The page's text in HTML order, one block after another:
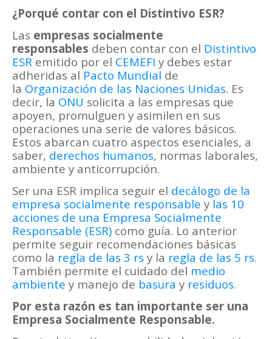
¿Porqué contar con el Distintivo ESR?
Las empresas socialmente
responsables deben contar con el Distintivo
ESR emitido por el CEMEFI y debes estar
adheridas al Pacto Mundial de
la Organización de las Naciones Unidas. Es
decir, la ONU solicita a las empresas que
apoyen, promulguen y asimilen en sus
operaciones una serie de valores básicos.
Estos abarcan cuatro aspectos esenciales, a
saber, derechos humanos, normas laborales,
ambiente y anticorrupción.
Ser una ESR implica seguir el decálogo de la
empresa socialmente responsable y las 10
acciones de una Empresa Socialmente
Responsable (ESR) como guía. Lo anterior
permite seguir recomendaciones básicas
como la regla de las 3 rs y la regla de las 5 rs.
También permite el cuidado del medio
ambiente y manejo de basura y residuos.
Por esta razón es tan importante ser una
Empresa Socialmente Responsable.